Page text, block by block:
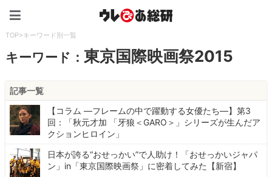
TOP>キーワード別一覧
キーワード：東京国際映画祭2015
記事一覧
【コラム ―フレームの中で躍動する女優たち―】第3
回：「秋元才加 「牙狼＜GARO＞」シリーズが生んだア
クションヒロイン」
日本が誇る“おせっかい”で人助け！「おせっかいジャパ
ン」in「東京国際映画祭」に密着してみた【新宿】